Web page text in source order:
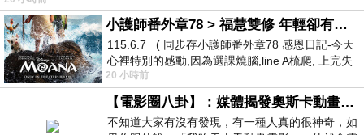
小護師番外章78 > 福慧雙修 年輕卻有個老靈魂 ㄑ金剛經〉podcast
115.6.7 ( 同步存小護師番外章78 感恩日記-今天
心裡特別的感動,因為選課燒腦,line A梳爬, 上完失
智課的她,特來傾
20 小時前
【電影圈八卦】：媒體揭發奧斯卡動畫項目投票醜聞！好萊塢為什麼看不起動畫電影？
不知道大家有沒有發現，有一種人真的很神奇，如